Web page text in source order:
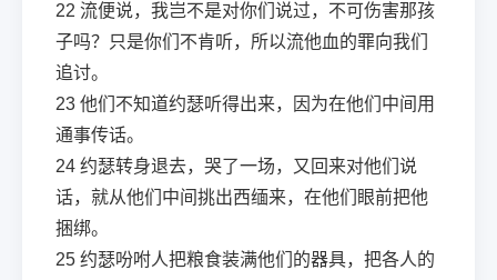
22 流便说，我岂不是对你们说过，不可伤害那孩
子吗？只是你们不肯听，所以流他血的罪向我们
追讨。
23 他们不知道约瑟听得出来，因为在他们中间用
通事传话。
24 约瑟转身退去，哭了一场，又回来对他们说
话，就从他们中间挑出西缅来，在他们眼前把他
捆绑。
25 约瑟吩咐人把粮食装满他们的器具，把各人的